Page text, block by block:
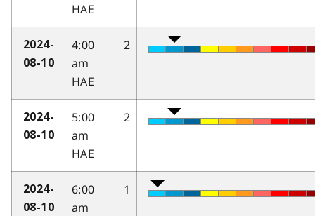
HAE
2024-
08-10
4:00
am
HAE
2
2024-
08-10
5:00
am
HAE
2
2024-
08-10
6:00
am
1